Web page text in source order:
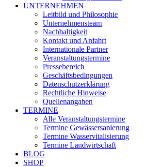
UNTERNEHMEN
Leitbild und Philosophie
Unternehmensteam
Nachhaltigkeit
Kontakt und Anfahrt
Internationale Partner
Veranstaltungstermine
Pressebereich
Geschäftsbedingungen
Datenschutzerklärung
Rechtliche Hinweise
Quellenangaben
TERMINE
Alle Veranstaltungstermine
Termine Gewässersanierung
Termine Wasservitalisierung
Termine Landwirtschaft
BLOG
SHOP